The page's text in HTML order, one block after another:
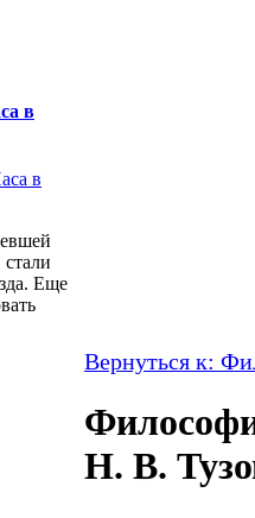
в
Еще
Вернуться к:
Н. В.